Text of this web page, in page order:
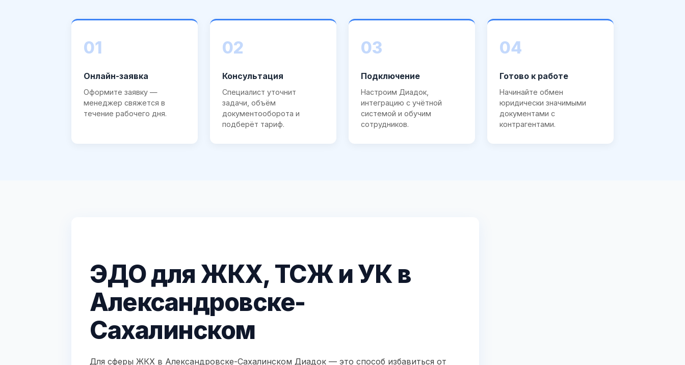
01
Онлайн-заявка
Оформите заявку —
менеджер свяжется в
течение рабочего дня.
02
Консультация
Специалист уточнит
задачи, объём
документооборота и
подберёт тариф.
03
Подключение
Настроим Диадок,
интеграцию с учётной
системой и обучим
сотрудников.
04
Готово к работе
Начинайте обмен
юридически значимыми
документами с
контрагентами.
ЭДО для ЖКХ, ТСЖ и УК в
Александровске-
Сахалинском
Для сферы ЖКХ в Александровске-Сахалинском Диадок — это способ избавиться от